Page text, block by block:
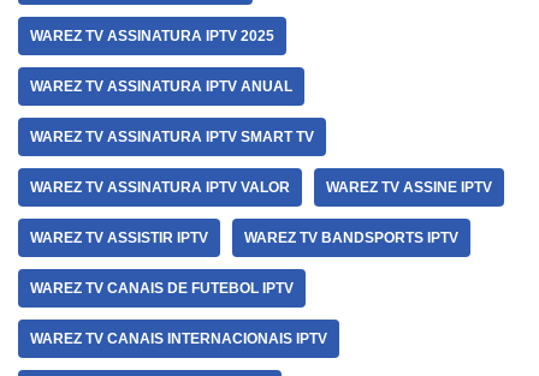
WAREZ TV ASSINATURA IPTV 2025
WAREZ TV ASSINATURA IPTV ANUAL
WAREZ TV ASSINATURA IPTV SMART TV
WAREZ TV ASSINATURA IPTV VALOR WAREZ TV ASSINE IPTV
WAREZ TV ASSISTIR IPTV WAREZ TV BANDSPORTS IPTV
WAREZ TV CANAIS DE FUTEBOL IPTV
WAREZ TV CANAIS INTERNACIONAIS IPTV